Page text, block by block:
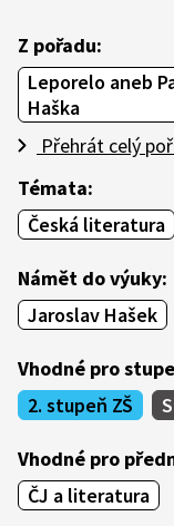
Z pořadu:
Leporelo aneb
Haška
Přehrát celý
Témata:
Česká literatura
Námět do výuky:
Jaroslav Hašek
Vhodné pro
2. stupeň ZŠ
Vhodné pro
ČJ a literatura